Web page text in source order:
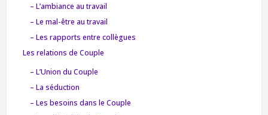
– L’ambiance au travail
– Le mal-être au travail
– Les rapports entre collègues
Les relations de Couple
– L’Union du Couple
– La séduction
– Les besoins dans le Couple